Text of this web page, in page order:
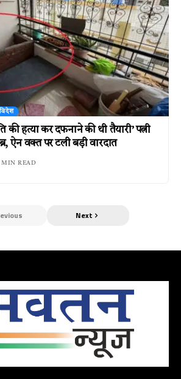
की हत्या कर दफनाने की थी तैयारी’ पत्नी
ऐन वक्त पर टली बड़ी वारदात
MIN READ
Next